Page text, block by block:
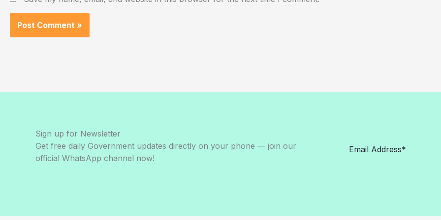
Sign up for Newsletter
Get free daily Government updates directly on your phone — join our
official WhatsApp channel now!